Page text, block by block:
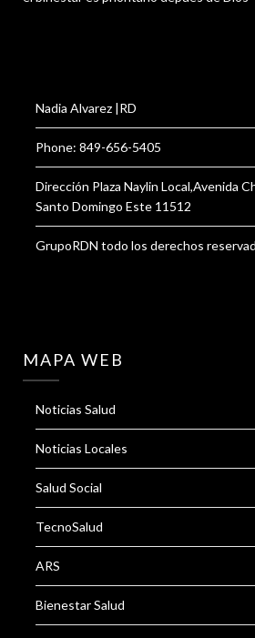
Nadia Alvarez |RD
Phone: 849-656-5405
Dirección Plaza Naylin Local,Avenida
Santo Domingo Este 11512
GrupoRDN todo los derechos
MAPA WEB
Noticias Salud
Noticias Locales
Salud Social
TecnoSalud
ARS
Bienestar Salud